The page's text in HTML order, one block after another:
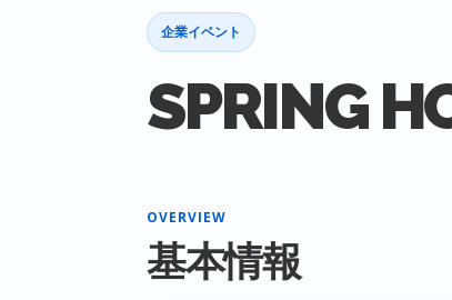
企業イベント
SPRING
OVERVIEW
基本情報